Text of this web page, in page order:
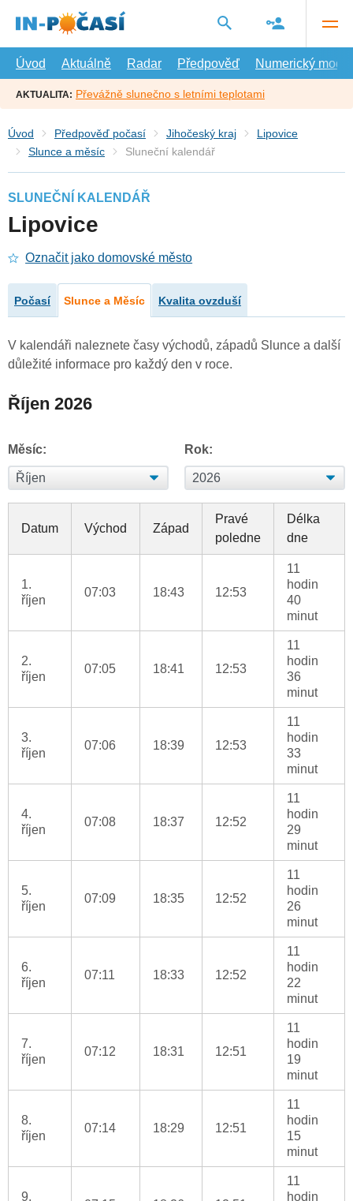
hlavní
Úvod
Aktuálně Radar Předpověď Numerický model
AKTUALITA: Převážně slunečno s letními teplotami
Úvod Předpověď počasí Jihočeský kraj
Lipovice
Slunce a měsíc
Sluneční kalendář
SLUNEČNÍ KALENDÁŘ
Lipovice
Označit jako domovské město
Počasí Slunce a Měsíc Kvalita ovzduší
V kalendáři naleznete časy východů, západů Slunce a další
důležité informace pro každý den v roce.
Říjen 2026
Měsíc: Rok:
Datum Východ Západ
Pravé
poledne
Délka
dne
1.
říjen
07:03 18:43 12:53
11
hodin
40
minut
2.
říjen
07:05 18:41 12:53
11
hodin
36
minut
3.
říjen
07:06 18:39 12:53
11
hodin
33
minut
4.
říjen
07:08 18:37 12:52
11
hodin
29
minut
5.
říjen
07:09 18:35 12:52
11
hodin
26
minut
6.
říjen
07:11 18:33 12:52
11
hodin
22
minut
7.
říjen
07:12 18:31 12:51
11
hodin
19
minut
8.
říjen
07:14 18:29 12:51
11
hodin
15
minut
9.
11
hodin